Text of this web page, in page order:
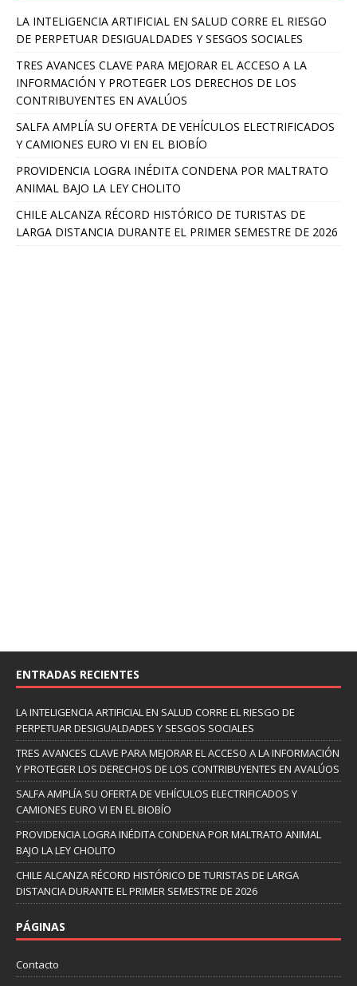
LA INTELIGENCIA ARTIFICIAL EN SALUD CORRE EL RIESGO
DE PERPETUAR DESIGUALDADES Y SESGOS SOCIALES
TRES AVANCES CLAVE PARA MEJORAR EL ACCESO A LA
INFORMACIÓN Y PROTEGER LOS DERECHOS DE LOS
CONTRIBUYENTES EN AVALÚOS
SALFA AMPLÍA SU OFERTA DE VEHÍCULOS ELECTRIFICADOS
Y CAMIONES EURO VI EN EL BIOBÍO
PROVIDENCIA LOGRA INÉDITA CONDENA POR MALTRATO
ANIMAL BAJO LA LEY CHOLITO
CHILE ALCANZA RÉCORD HISTÓRICO DE TURISTAS DE
LARGA DISTANCIA DURANTE EL PRIMER SEMESTRE DE 2026
ENTRADAS RECIENTES
LA INTELIGENCIA ARTIFICIAL EN SALUD CORRE EL RIESGO DE
PERPETUAR DESIGUALDADES Y SESGOS SOCIALES
TRES AVANCES CLAVE PARA MEJORAR EL ACCESO A LA INFORMACIÓN
Y PROTEGER LOS DERECHOS DE LOS CONTRIBUYENTES EN AVALÚOS
SALFA AMPLÍA SU OFERTA DE VEHÍCULOS ELECTRIFICADOS Y
CAMIONES EURO VI EN EL BIOBÍO
PROVIDENCIA LOGRA INÉDITA CONDENA POR MALTRATO ANIMAL
BAJO LA LEY CHOLITO
CHILE ALCANZA RÉCORD HISTÓRICO DE TURISTAS DE LARGA
DISTANCIA DURANTE EL PRIMER SEMESTRE DE 2026
PÁGINAS
Contacto